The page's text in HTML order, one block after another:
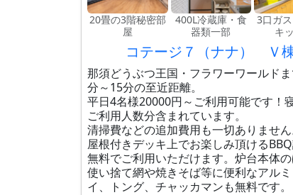
20畳の3階秘密部
屋
400L冷蔵庫・食
器類一部
3口ガ
キ
コテージ７（ナナ） Ｖ
那須どうぶつ王国・フラワーワールド
分～15分の至近距離。
平日4名様20000円～ご利用可能です！
ご利用人数分含まれています。
清掃費などの追加費用も一切ありません
屋根付きデッキ上でお楽しみ頂ける
無料でご利用いただけます。炉台本体の
使い捨て網や焼きそば等に便利なアル
イ、トング、チャッカマンも無料です。